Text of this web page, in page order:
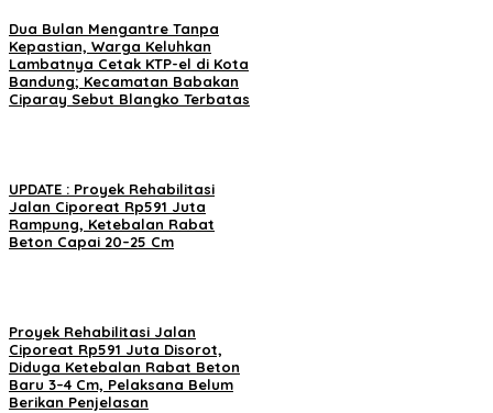
Dua Bulan Mengantre Tanpa
Kepastian, Warga Keluhkan
Lambatnya Cetak KTP-el di Kota
Bandung; Kecamatan Babakan
Ciparay Sebut Blangko Terbatas
UPDATE : Proyek Rehabilitasi
Jalan Ciporeat Rp591 Juta
Rampung, Ketebalan Rabat
Beton Capai 20–25 Cm
Proyek Rehabilitasi Jalan
Ciporeat Rp591 Juta Disorot,
Diduga Ketebalan Rabat Beton
Baru 3–4 Cm, Pelaksana Belum
Berikan Penjelasan